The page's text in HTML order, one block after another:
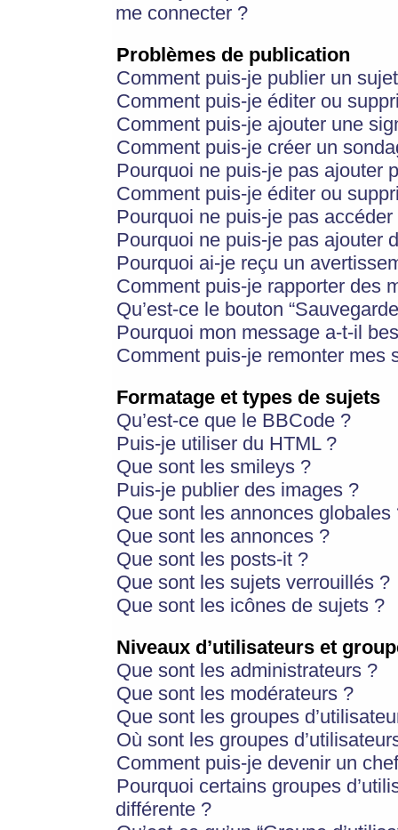
me connecter ?
Problèmes de publication
Comment puis-je publier un
Comment puis-je éditer ou
Comment puis-je ajouter une
Comment puis-je créer un
Pourquoi ne puis-je pas ajouter
Comment puis-je éditer ou
Pourquoi ne puis-je pas
Pourquoi ne puis-je pas ajouter
Pourquoi ai-je reçu un
Comment puis-je rapporter des
Qu’est-ce le bouton
Pourquoi mon message a-t-il
Comment puis-je remonter mes
Formatage et types de sujets
Qu’est-ce que le BBCode ?
Puis-je utiliser du HTML ?
Que sont les smileys ?
Puis-je publier des images ?
Que sont les annonces globales
Que sont les annonces ?
Que sont les posts-it ?
Que sont les sujets verrouillés ?
Que sont les icônes de sujets ?
Niveaux d’utilisateurs et
Que sont les administrateurs ?
Que sont les modérateurs ?
Que sont les groupes
Où sont les groupes
Comment puis-je devenir un
Pourquoi certains groupes
différente ?